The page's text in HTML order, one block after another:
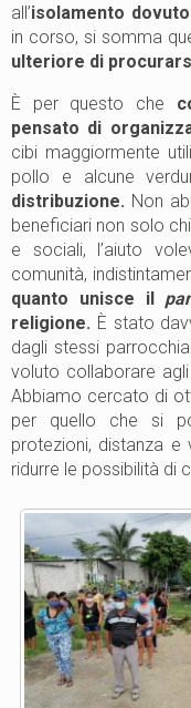
all’isolamento
in corso, si somma
ulteriore di
È per questo che
pensato di
cibi maggiormente
pollo e alcune
distribuzione. Non
beneficiari non solo
e sociali, l’aiuto
comunità,
quanto unisce il
religione. È stato
dagli stessi
voluto collaborare agli
Abbiamo cercato di
per quello che si
protezioni, distanza
ridurre le possibilità di